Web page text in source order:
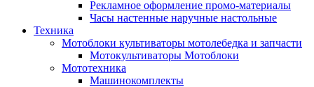
Рекламное оформление промо-материалы
Часы настенные наручные настольные
Техника
Мотоблоки культиваторы мотолебедка и запчасти
Мотокультиваторы Мотоблоки
Мототехника
Машинокомплекты